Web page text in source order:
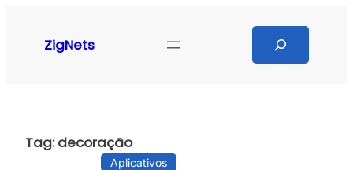
ZigNets
Tag:decoração
Aplicativos